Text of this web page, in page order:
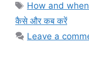
Tags
How and
कैसे और कब करें
Leave a